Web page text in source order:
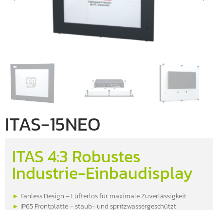
ITAS-15NEO
ITAS 4:3 Robustes
Industrie-Einbaudisplay
► Fanless Design – Lüfterlos für maximale Zuverlässigkeit
► IP65 Frontplatte – staub- und spritzwassergeschützt